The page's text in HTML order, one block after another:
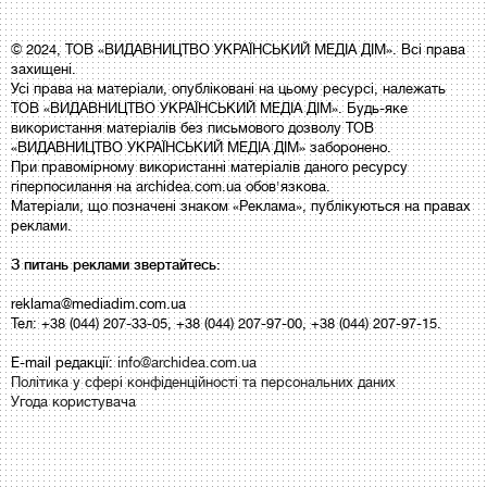
© 2024, ТОВ «ВИДАВНИЦТВО УКРАЇНСЬКИЙ МЕДІА ДІМ». Всі права
захищені.
Усі права на матеріали, опубліковані на цьому ресурсі, належать
ТОВ «ВИДАВНИЦТВО УКРАЇНСЬКИЙ МЕДІА ДІМ». Будь-яке
використання матеріалів без письмового дозволу ТОВ
«ВИДАВНИЦТВО УКРАЇНСЬКИЙ МЕДІА ДІМ» заборонено.
При правомірному використанні матеріалів даного ресурсу
гіперпосилання на archidea.com.ua обов'язкова.
Матеріали, що позначені знаком «Реклама», публікуються на правах
реклами.
З питань реклами звертайтесь:
reklama@mediadim.com.ua
Тел: +38 (044) 207-33-05, +38 (044) 207-97-00, +38 (044) 207-97-15.
E-mail редакції:info@archidea.com.ua
Політика у сфері конфіденційності та персональних даних
Угода користувача